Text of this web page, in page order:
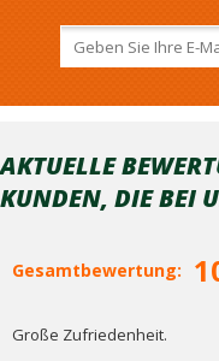
AKTUELLE
KUNDEN, DIE BEI
Gesamtbewertung:
Große Zufriedenheit.